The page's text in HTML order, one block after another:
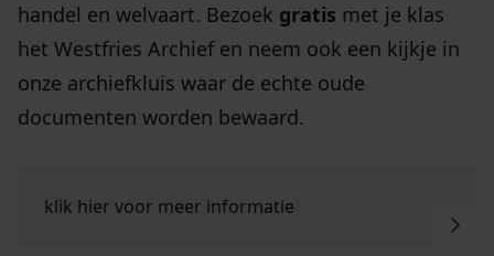
handel en welvaart. Bezoek gratis met je klas
het Westfries Archief en neem ook een kijkje in
onze archiefkluis waar de echte oude
documenten worden bewaard.
klik hier voor meer informatie